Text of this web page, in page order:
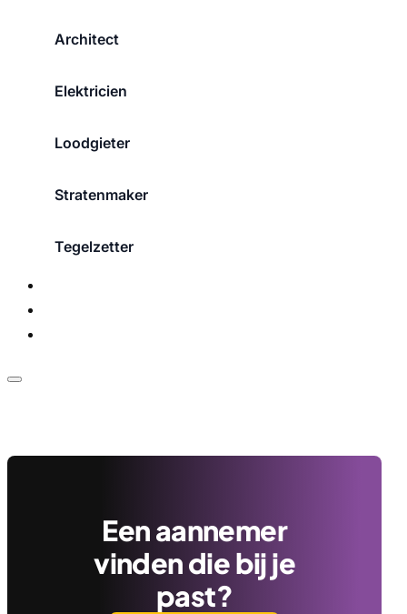
Architect
Elektricien
Loodgieter
Stratenmaker
Tegelzetter
Een aannemer
vinden die bij je
past?